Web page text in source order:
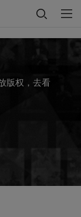
版权，去看